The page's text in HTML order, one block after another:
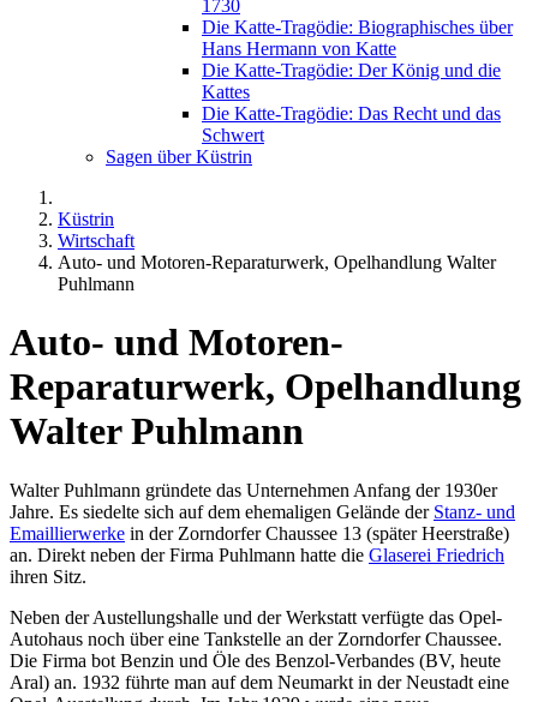
1730
Die Katte-Tragödie: Biographisches über
Hans Hermann von Katte
Die Katte-Tragödie: Der König und die
Kattes
Die Katte-Tragödie: Das Recht und das
Schwert
Sagen über Küstrin
Küstrin
Wirtschaft
Auto- und Motoren-Reparaturwerk, Opelhandlung Walter
Puhlmann
Auto- und Motoren-
Reparaturwerk, Opelhandlung
Walter Puhlmann
Walter Puhlmann gründete das Unternehmen Anfang der 1930er
Jahre. Es siedelte sich auf dem ehemaligen Gelände der Stanz- und
Emaillierwerke in der Zorndorfer Chaussee 13 (später Heerstraße)
an. Direkt neben der Firma Puhlmann hatte die Glaserei Friedrich
ihren Sitz.
Neben der Austellungshalle und der Werkstatt verfügte das Opel-
Autohaus noch über eine Tankstelle an der Zorndorfer Chaussee.
Die Firma bot Benzin und Öle des Benzol-Verbandes (BV, heute
Aral) an. 1932 führte man auf dem Neumarkt in der Neustadt eine